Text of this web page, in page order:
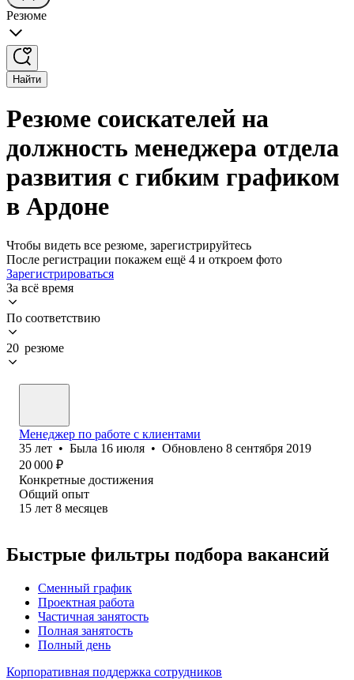
Резюме
Найти
Резюме соискателей на
должность менеджера отдела
развития с гибким графиком
в Ардоне
Чтобы видеть все резюме, зарегистрируйтесь
После регистрации покажем ещё 4 и откроем фото
Зарегистрироваться
За всё время
По соответствию
20 резюме
Менеджер по работе с клиентами
35 лет • Была 16 июля • Обновлено 8 сентября 2019
20 000 ₽
Конкретные достижения
Общий опыт
15 лет 8 месяцев
Быстрые фильтры подбора вакансий
Сменный график
Проектная работа
Частичная занятость
Полная занятость
Полный день
Корпоративная поддержка сотрудников